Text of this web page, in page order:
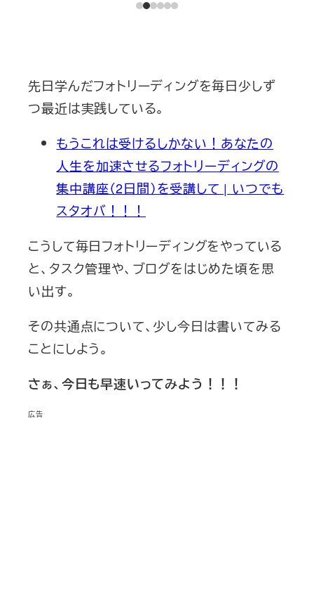
先日学んだフォトリーディングを毎日少しず
つ最近は実践している。
もうこれは受けるしかない！あなたの
人生を加速させるフォトリーディングの
集中講座（2日間）を受講して | いつでも
スタオバ！！！
こうして毎日フォトリーディングをやっている
と、タスク管理や、ブログをはじめた頃を思
い出す。
その共通点について、少し今日は書いてみる
ことにしよう。
さぁ、今日も早速いってみよう！！！
広告